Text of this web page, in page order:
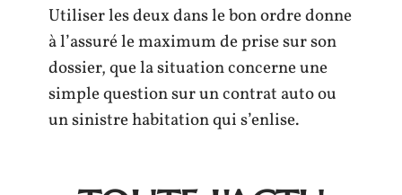
Utiliser les deux dans le bon ordre donne
à l’assuré le maximum de prise sur son
dossier, que la situation concerne une
simple question sur un contrat auto ou
un sinistre habitation qui s’enlise.